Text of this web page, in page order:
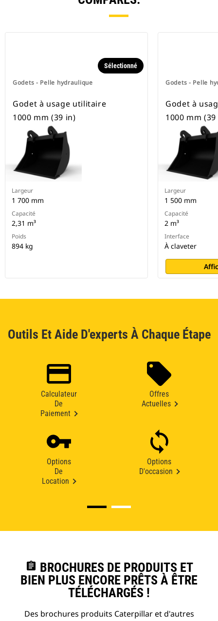
Godets - Pelle hydraulique
Sélectionné
Godet à usage utilitaire
1000 mm (39 in)
Largeur
1 700 mm
Capacité
2,31 m³
Poids
894 kg
Godets - Pelle
Godet à
1000 mm
Largeur
1 500 mm
Capacité
2 m³
Interface
À claveter
Outils Et Aide D'experts À Chaque Étape
Calculateur
De
Paiement
Offres
Actuelles
Options
De
Location
Options
D'occasion
assignment BROCHURES DE PRODUITS ET
BIEN PLUS ENCORE PRÊTS À ÊTRE
TÉLÉCHARGÉS !
Des brochures produits Caterpillar et d'autres